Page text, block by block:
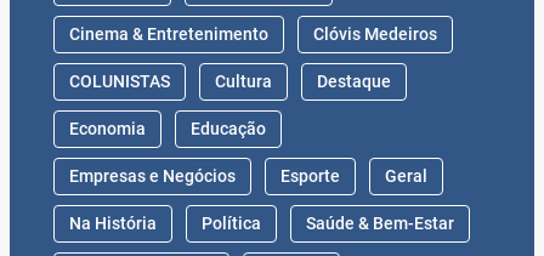
Cinema & Entretenimento Clóvis Medeiros
COLUNISTAS Cultura Destaque
Economia Educação
Empresas e Negócios Esporte Geral
Na História Política Saúde & Bem-Estar